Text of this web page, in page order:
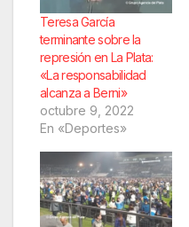
Teresa García
terminante sobre la
represión en La Plata:
«La responsabilidad
alcanza a Berni»
octubre 9, 2022
En «Deportes»